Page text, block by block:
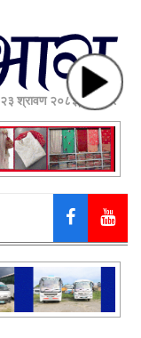
२३ श्रावण २०८३, शनिबार